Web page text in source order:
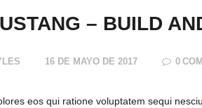
– BUILD
16 DE MAYO DE 2017 0
eos qui ratione voluptatem sequi